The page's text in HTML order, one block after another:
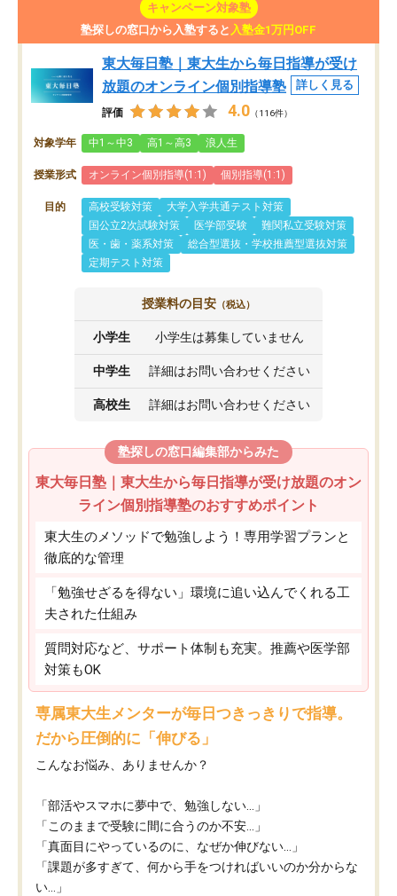
キャンペーン対象塾
塾探しの窓口から入塾すると 入塾金1万円OFF
東大毎日塾｜東大生から毎日指導が受け
放題のオンライン個別指導塾
詳しく見る
評価 4.0 （116件）
対象学年 中1～中3 高1～高3 浪人生
授業形式 オンライン個別指導(1:1) 個別指導(1:1)
目的 高校受験対策
大学入学共通テスト対策
国公立2次試験対策
医学部受験
難関私立受験対策
医・歯・薬系対策
総合型選抜・学校推薦型選抜対策
定期テスト対策
授業料の目安 （税込）
小学生 小学生は募集していません
中学生 詳細はお問い合わせください
高校生 詳細はお問い合わせください
塾探しの窓口編集部からみた
東大毎日塾｜東大生から毎日指導が受け放題のオン
ライン個別指導塾のおすすめポイント
東大生のメソッドで勉強しよう！専用学習プランと
徹底的な管理
「勉強せざるを得ない」環境に追い込んでくれる工
夫された仕組み
質問対応など、サポート体制も充実。推薦や医学部
対策もOK
専属東大生メンターが毎日つきっきりで指導。
だから圧倒的に「伸びる」
こんなお悩み、ありませんか？
「部活やスマホに夢中で、勉強しない…」
「このままで受験に間に合うのか不安…」
「真面目にやっているのに、なぜか伸びない…」
「課題が多すぎて、何から手をつければいいのか分からな
い…」